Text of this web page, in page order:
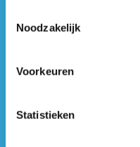
Noodzakelijk
Voorkeuren
Statistieken